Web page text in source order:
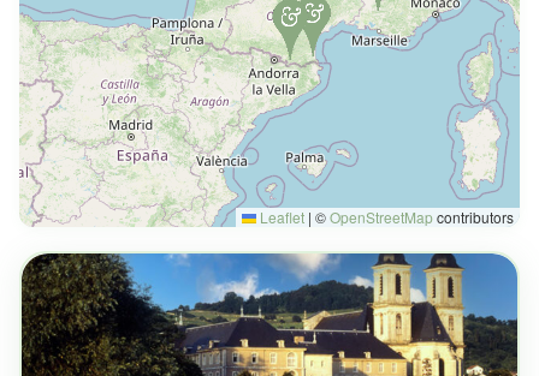
Leaflet | ©OpenStreetMapcontributors